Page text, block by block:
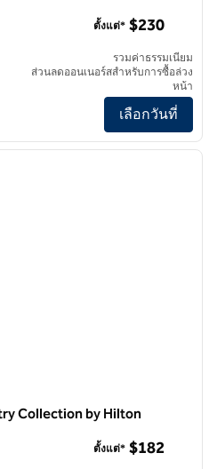
by Hilton Palo Alto
ตั้งแต่* $230
รวมค่าธรรมเนียม
ส่วนลดออนเนอร์สสำหรับการซื้อล่วง
หน้า
เลือกวันที่
1/12
ภาพถั
Collection by Hilton
ตั้งแต่* $182